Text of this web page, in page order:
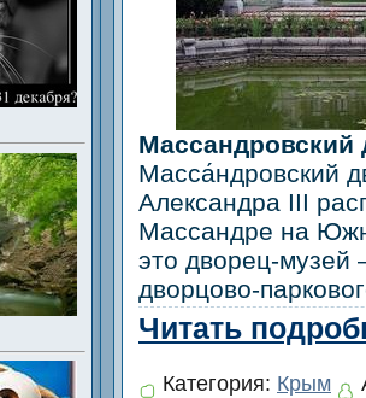
Массандровский
Масса́ндровский
Александра III
Массандре на
это дворец-музей
дворцово-
Читать
Категория: Крым